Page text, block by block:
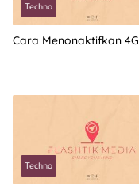
Techno
Cara Menonaktifkan 4G
Techno